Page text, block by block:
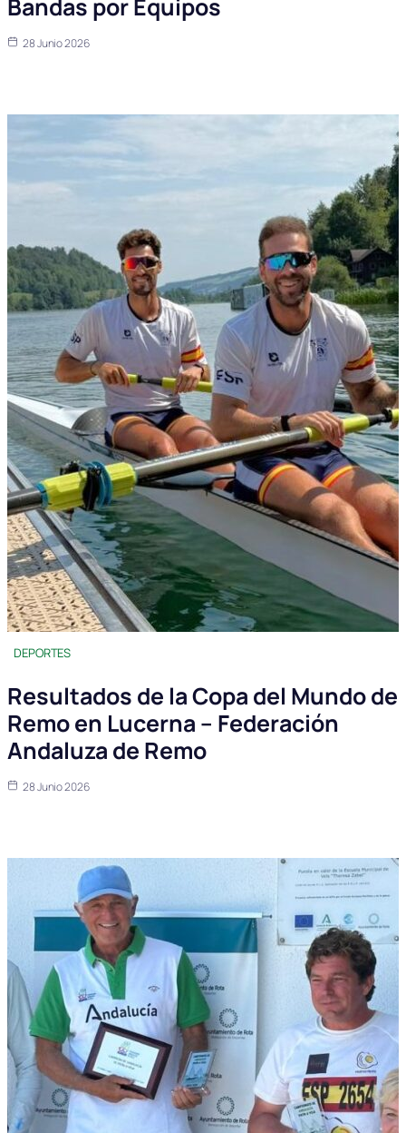
Bandas por Equipos
28 Junio 2026
DEPORTES
Resultados de la Copa del Mundo de
Remo en Lucerna – Federación
Andaluza de Remo
28 Junio 2026